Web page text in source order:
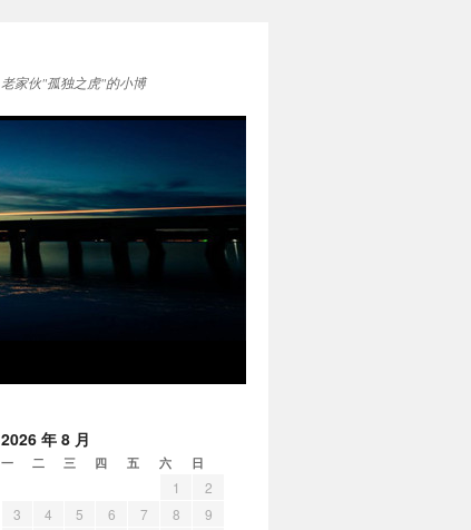
老家伙"孤独之虎"的小博
2026 年 8 月
一 二 三 四 五 六 日
1
2
3
4 5 6 7 8
9